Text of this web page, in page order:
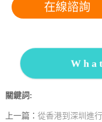
在線諮詢
關鍵詞:
上一篇： 從香港到深圳進